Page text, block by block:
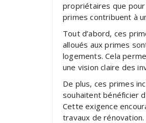
propriétaires que pour
primes contribuent à
Tout d’abord, ces
alloués aux primes
logements. Cela
une vision claire des
De plus, ces primes
souhaitent bénéficier
Cette exigence
travaux de